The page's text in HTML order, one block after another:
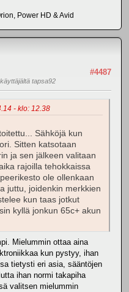
Power HD & Avid
#4487
tapsa92
- klo: 12.38
Sähköjä kun
Sitten katsotaan
ja sen jälkeen valitaan
rajoilla tehokkaissa
ole ollenkaan
juttu, joidenkin merkkien
kun taas jotkut
kyllä jonkun 65c+ akun
Mielummin ottaa aina
kun pystyy, ihan
tietysti eri asia, sääntöjen
ihan normi takapiha
valitsen mielummin